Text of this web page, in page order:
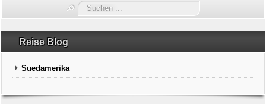
Suchen
...
Reise Blog
Suedamerika